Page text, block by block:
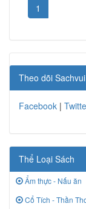
1
Theo dõi
Facebook |
Thể Loại Sách
Ẩm thực - Nấu ăn
Cổ Tích - Thần